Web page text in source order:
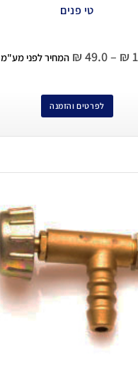
טי פנים
₪
–
₪ 49.0 המחיר לפני מע"מ
לפרטים והזמנה